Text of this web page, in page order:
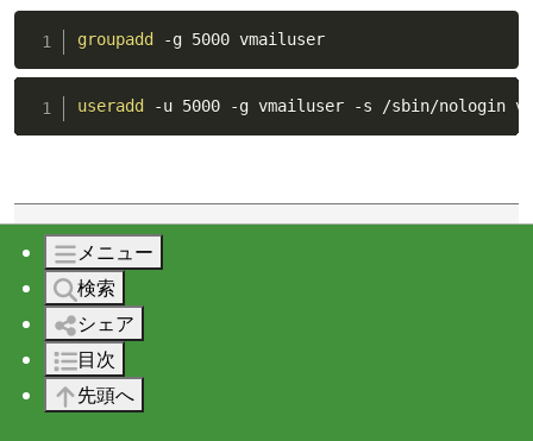
groupadd -g 5000 vmailuser
useradd -u 5000 -g vmailuser -s /sbin/nologin
ログのローテーション
procmail のログのローテーションを設定します。
vi /etc/logrotate.d/procmail
メニュー
検索
シェア
目次
先頭へ